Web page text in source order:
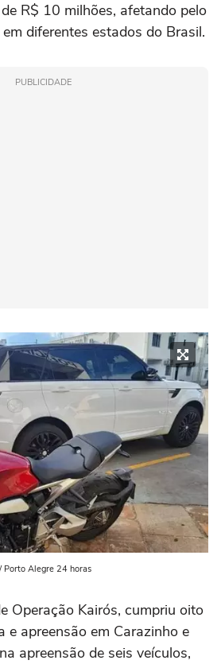
R$ 10 milhões, afetando pelo
diferentes estados do Brasil.
PUBLICIDADE
Porto Alegre 24 horas
Operação Kairós, cumpriu oito
e apreensão em Carazinho e
apreensão de seis veículos,